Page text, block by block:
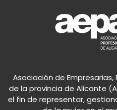
Asociación de
de la provincia de Alicante
el fin de representar,